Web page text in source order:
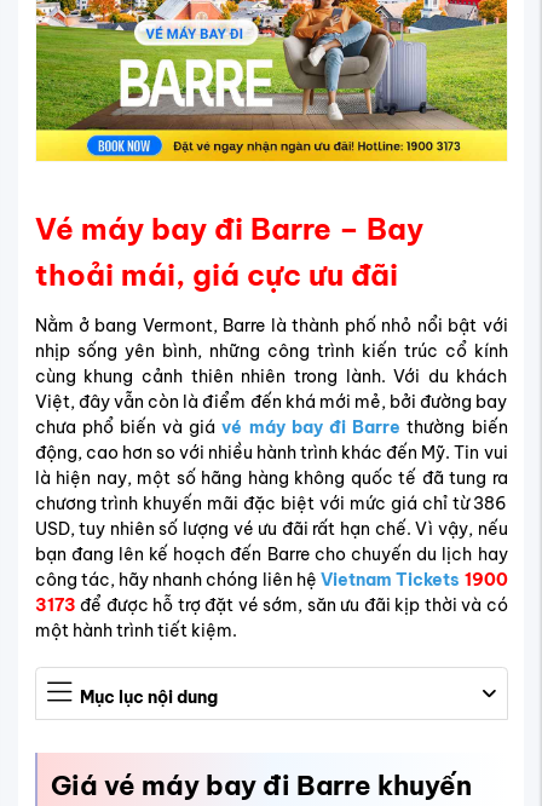
Vé máy bay đi Barre – Bay
thoải mái, giá cực ưu đãi
Nằm ở bang Vermont, Barre là thành phố nhỏ nổi bật với
nhịp sống yên bình, những công trình kiến trúc cổ kính
cùng khung cảnh thiên nhiên trong lành. Với du khách
Việt, đây vẫn còn là điểm đến khá mới mẻ, bởi đường bay
chưa phổ biến và giá vé máy bay đi Barre thường biến
động, cao hơn so với nhiều hành trình khác đến Mỹ. Tin vui
là hiện nay, một số hãng hàng không quốc tế đã tung ra
chương trình khuyến mãi đặc biệt với mức giá chỉ từ 386
USD, tuy nhiên số lượng vé ưu đãi rất hạn chế. Vì vậy, nếu
bạn đang lên kế hoạch đến Barre cho chuyến du lịch hay
công tác, hãy nhanh chóng liên hệVietnam Tickets 1900
3173 để được hỗ trợ đặt vé sớm, săn ưu đãi kịp thời và có
một hành trình tiết kiệm.
Mục lục nội dung
Giá vé máy bay đi Barre khuyến